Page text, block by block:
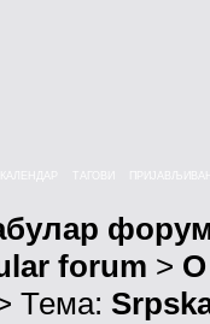
КАЛЕНДАР
forum > О
Тема: